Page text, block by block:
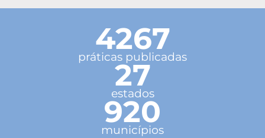
4267
práticas publicadas
27
estados
920
municípios